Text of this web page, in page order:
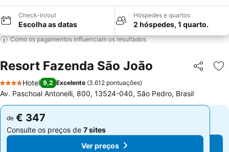
Check-in/out
Escolha as datas
Hóspedes e quartos
2 hóspedes, 1 quarto.
Como os pagamentos influenciam os resultados
Resort Fazenda São João Partilhar
4 Estrelas
Hotel 9,2 Excelente (3.612 pontuações)
Av. Paschoal Antonelli, 800, 13524-040, São Pedro, Brasil
de € 347
Consulte os preços de 7 sites
Ver preços
de € 347
Consulte os preços de 7 sites
Ver preços